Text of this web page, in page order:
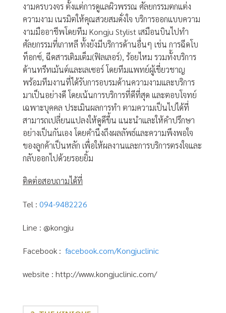
งามครบวงจร ตั้งแต่การดูแลผิวพรรณ ศัลยกรรมตกแต่ง
ความงาม เนรมิตให้คุณสวยสมดั่งใจ บริการออกแบบความ
งามมืออาชีพโดยทีม Kongju Stylist เสมือนบินไปทำ
ศัลยกรรมที่เกาหลี ทั้งยังมีบริการด้านอื่นๆ เช่น การฉีดโบ
ท็อกซ์, ฉีดสารเติมเต็ม(ฟิลเลอร์), ร้อยไหม รวมทั้งบริการ
ด้านทรีทเม้นต์และเลเซอร์ โดยทีมแพทย์ผู้เชี่ยวชาญ
พร้อมทีมงานที่ได้รับการอบรมด้านความงามและบริการ
มาเป็นอย่างดี โดยเน้นการบริการที่ดีที่สุด และตอบโจทย์
เฉพาะบุคคล ประเมินผลการทำ ตามความเป็นไปได้ที่
สามารถเปลี่ยนแปลงให้ดูดีขึ้น แนะนำและให้คำปรึกษา
อย่างเป็นกันเอง โดยคำนึงถึงผลลัพธ์และความพึงพอใจ
ของลูกค้าเป็นหลัก เพื่อให้ผลงานและการบริการตรงใจและ
กลับออกไปด้วยรอยยิ้ม
ติดต่อสอบถามได้ที่
Tel : 094-9482226
Line : @kongju
Facebook : facebook.com/Kongjuclinic
website : http://www.kongjuclinic.com/